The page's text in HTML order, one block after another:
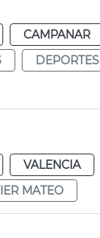
CAMPANAR
DEPORTES
VALENCIA
MATEO